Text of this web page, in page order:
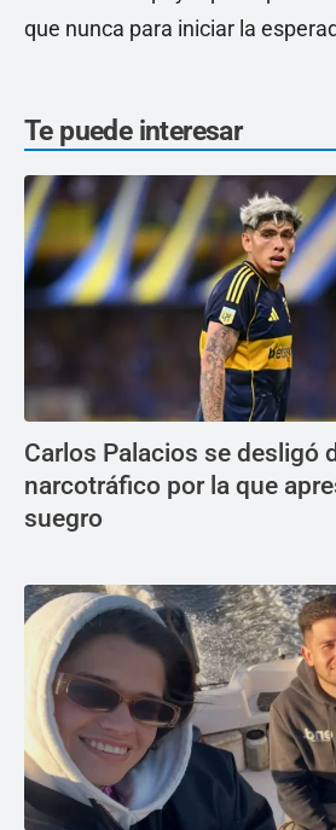
que nunca para iniciar la
Te puede interesar
Carlos Palacios se desligó
narcotráfico por la que
suegro